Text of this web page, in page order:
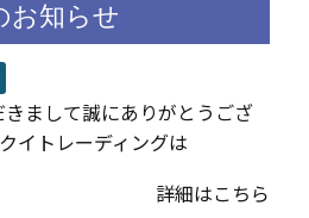
お知らせ
まして誠にありがとうござ
イトレーディングは
詳細はこちら